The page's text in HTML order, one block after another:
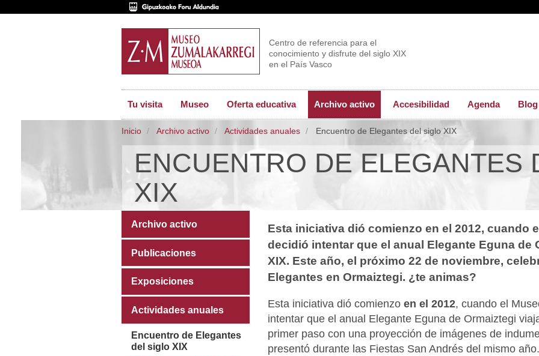
Centro de referencia para el
conocimiento y disfrute del siglo XIX
en el País Vasco
Tu visita Museo Oferta educativa Archivo activo Accesibilidad Agenda Blog
Inicio Archivo activo Actividades anuales Encuentro de Elegantes del siglo XIX
ENCUENTRO DE ELEGANTES
XIX
Esta iniciativa dió comienzo en el 2012, cuando
decidió intentar que el anual Elegante Eguna de
XIX. Este año, el próximo 22 de noviembre,
Elegantes en Ormaiztegi. ¿te animas?
Esta iniciativa dió comienzo en el 2012, cuando el
intentar que el anual Elegante Eguna de Ormaiztegi
primer paso con una proyección de imágenes de
presentó durante las Fiestas San Andrés del mismo año.
Archivo activo
Publicaciones
Exposiciones
Actividades anuales
Encuentro de Elegantes
del siglo XIX